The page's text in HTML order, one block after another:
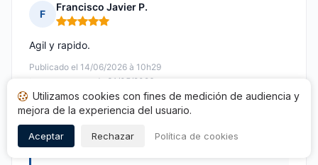
F
Francisco Javier P.
Nota: 5 de 5
Publicado el 14/06/2026 à 10h29
tras una compra de 31/05/2026
Agil y rapido.
Respuesta de aceitespadilla.com
Publicada el 08/07/2026
Estimado Francisco Javier,
Utilizamos cookies con fines de medición de audiencia y
mejora de la experiencia del usuario.
Aceptar Rechazar Política de cookies